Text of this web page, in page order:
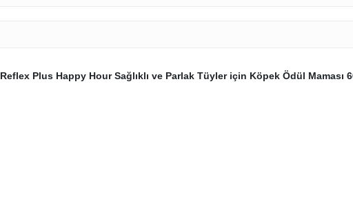
Reflex Plus Happy Hour Sağlıklı ve Parlak Tüyler için Köpek Ödül Maması